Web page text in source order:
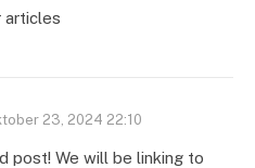
articles
23, 2024 22:10
post! We will be linking to